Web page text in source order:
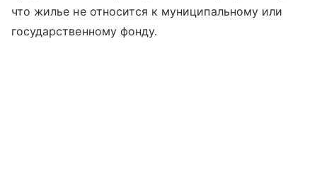
что жилье не относится к муниципальному или
государственному фонду.